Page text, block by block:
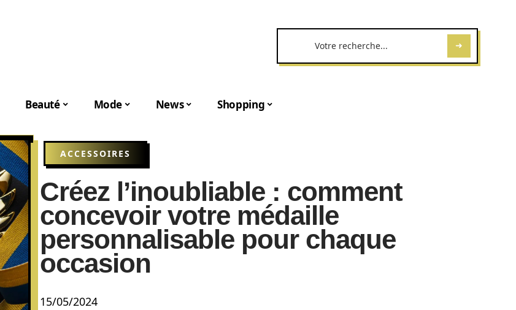
Beauté Mode News Shopping
ACCESSOIRES
Créez l’inoubliable : comment
concevoir votre médaille
personnalisable pour chaque
occasion
15/05/2024